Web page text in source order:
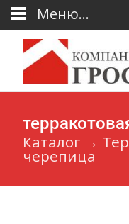
Каталог →
черепица
Меню...